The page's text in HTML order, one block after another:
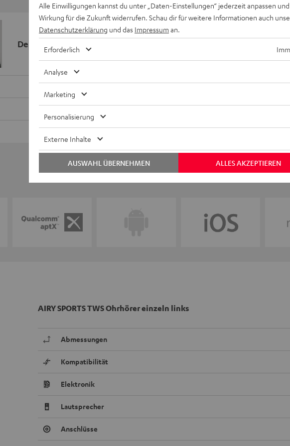
Deine Kaufberatung
Keinen Store in der Nähe? Kein Problem,
AIRY SPORTS TWS Ohrhörer einzeln links
Abmessungen
Kompatibilität
Elektronik
Lautsprecher
Anschlüsse
Alle Einwilligungen kannst du unter „Daten-Einstellungen“ jederzeit anpassen
Wirkung für die Zukunft widerrufen. Schau dir für weitere Informationen auch
Datenschutzerklärung und das Impressum an.
Erforderlich
Analyse
Marketing
Personalisierung
Externe Inhalte
ALLES AKZEPTIEREN
AUSWAHL ÜBERNEHMEN